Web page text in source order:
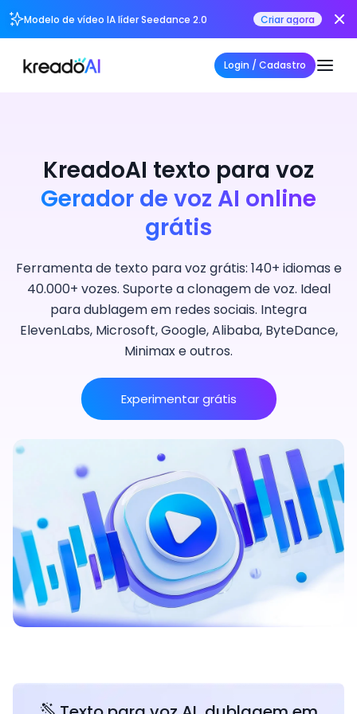
Modelo de vídeo IA líder Seedance 2.0 Criar agora
Login / Cadastro
KreadoAI texto para voz
Gerador de voz AI online
grátis
Ferramenta de texto para voz grátis: 140+ idiomas e
40.000+ vozes. Suporte a clonagem de voz. Ideal
para dublagem em redes sociais. Integra
ElevenLabs, Microsoft, Google, Alibaba, ByteDance,
Minimax e outros.
Experimentar grátis